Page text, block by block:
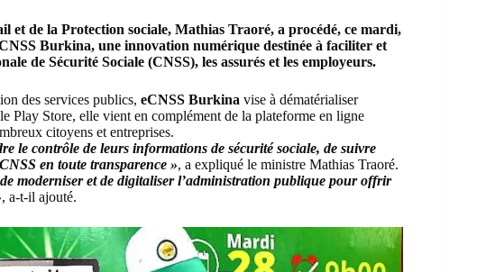
de la Protection sociale, Mathias Traoré, a procédé, ce mardi,
Burkina, une innovation numérique destinée à faciliter et
de Sécurité Sociale (CNSS), les assurés et les employeurs.
des services publics, eCNSS Burkina vise à dématérialiser
Play Store, elle vient en complément de la plateforme en ligne
citoyens et entreprises.
le contrôle de leurs informations de sécurité sociale, de suivre
en toute transparence », a expliqué le ministre Mathias Traoré.
moderniser et de digitaliser l’administration publique pour offrir
, a-t-il ajouté.